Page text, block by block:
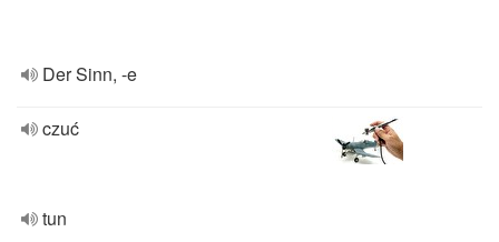
Der Sinn, -e
czuć
tun